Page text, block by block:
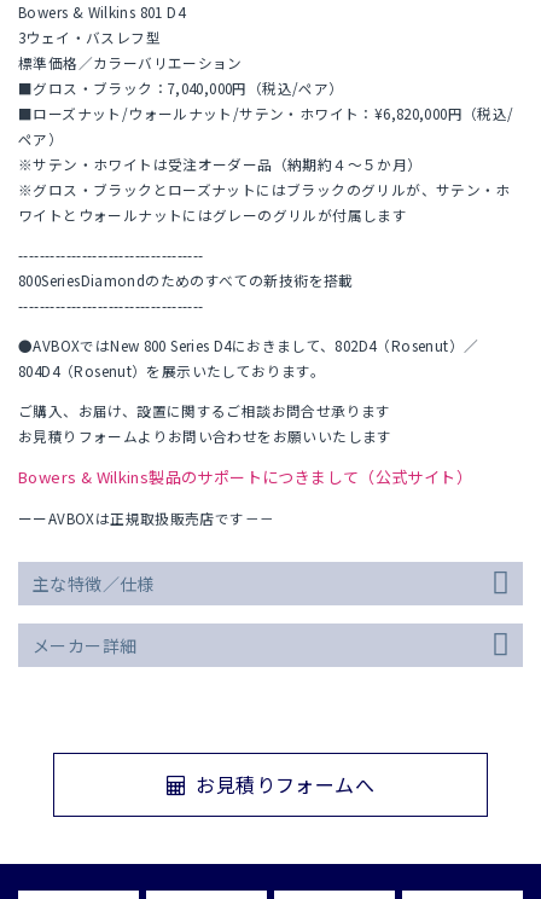
Bowers & Wilkins 801 D4
3ウェイ・バスレフ型
標準価格／カラーバリエーション
■グロス・ブラック：7,040,000円（税込/ペア）
■ローズナット/ウォールナット/サテン・ホワイト：¥6,820,000円（税込/
ペア）
※サテン・ホワイトは受注オーダー品（納期約４～５か月）
※グロス・ブラックとローズナットにはブラックのグリルが、サテン・ホ
ワイトとウォールナットにはグレーのグリルが付属します
-----------------------------------
800SeriesDiamondのためのすべての新技術を搭載
-----------------------------------
●AVBOXではNew 800 Series D4におきまして、802D4（Rosenut）／
804D4（Rosenut）を展示いたしております。
ご購入、お届け、設置に関するご相談お問合せ承ります
お見積りフォームよりお問い合わせをお願いいたします
Bowers & Wilkins製品のサポートにつきまして（公式サイト）
ーーAVBOXは正規取扱販売店です－－
主な特徴／仕様
メーカー詳細
お見積りフォームへ